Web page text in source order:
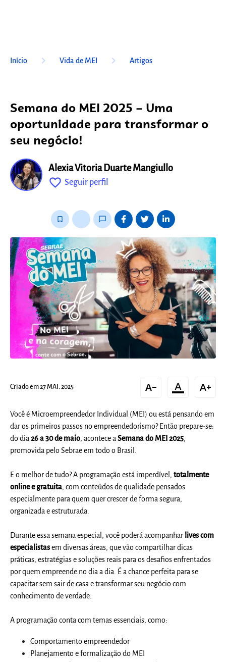
Início keyboard_arrow_right Vida de MEI keyboard_arrow_right Artigos
Semana do MEI 2025 – Uma
oportunidade para transformar o
seu negócio!
Alexia Vitoria Duarte Mangiullo
favorite_outline Seguir perfil
bookmark_border chat_bubble_outline
Criado em 27 MAI. 2025 text_decrease format_color_text text_increase
Você é Microempreendedor Individual (MEI) ou está pensando em
dar os primeiros passos no empreendedorismo? Então prepare-se:
do dia26 a 30 de maio, acontece aSemana do MEI 2025,
promovida pelo Sebrae em todo o Brasil.
E o melhor de tudo? A programação está imperdível,totalmente
online e gratuita, com conteúdos de qualidade pensados
especialmente para quem quer crescer de forma segura,
organizada e estruturada.
Durante essa semana especial, você poderá acompanhar lives com
especialistasem diversas áreas, que vão compartilhar dicas
práticas, estratégias e soluções reais para os desafios enfrentados
por quem empreende no dia a dia. É a chance perfeita para se
capacitar sem sair de casa e transformar seu negócio com
conhecimento de verdade.
A programação conta com temas essenciais, como:
Comportamento empreendedor
Planejamento e formalização do MEI